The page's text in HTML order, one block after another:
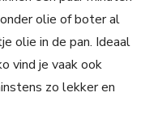
olie of boter al
olie in de pan. Ideaal
vind je vaak ook
zo lekker en